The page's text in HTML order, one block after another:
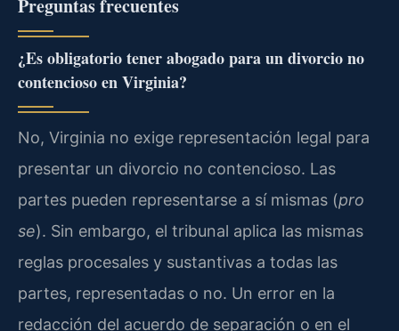
Preguntas frecuentes
¿Es obligatorio tener abogado para un divorcio no
contencioso en Virginia?
No, Virginia no exige representación legal para
presentar un divorcio no contencioso. Las
partes pueden representarse a sí mismas (pro
se). Sin embargo, el tribunal aplica las mismas
reglas procesales y sustantivas a todas las
partes, representadas o no. Un error en la
redacción del acuerdo de separación o en el